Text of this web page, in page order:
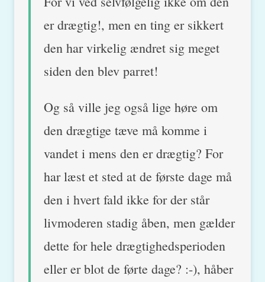
er drægtig!, men en ting er sikkert
den har virkelig ændret sig meget
siden den blev parret!
Og så ville jeg også lige høre om
den drægtige tæve må komme i
vandet i mens den er drægtig? For
har læst et sted at de første dage må
den i hvert fald ikke for der står
livmoderen stadig åben, men gælder
dette for hele drægtighedsperioden
eller er blot de førte dage? :-), håber